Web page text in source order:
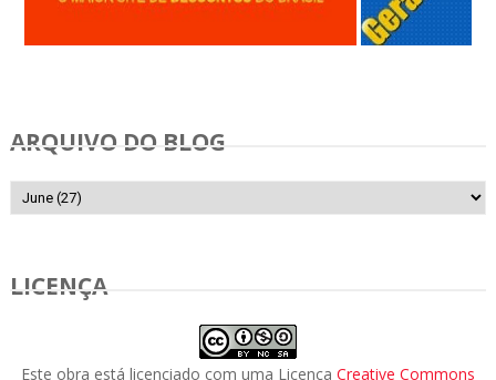
ARQUIVO DO BLOG
LICENÇA
Este obra está licenciado com uma Licença Creative Commons